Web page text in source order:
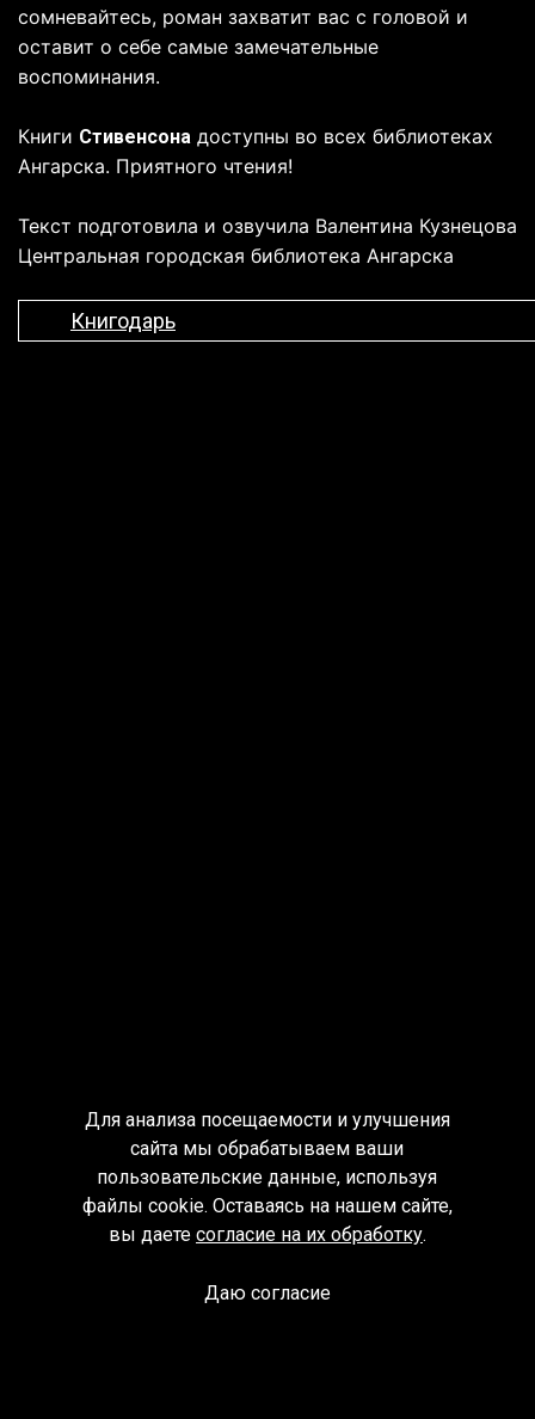
сомневайтесь, роман захватит вас с головой и
оставит о себе самые замечательные
воспоминания.
Книги Стивенсона доступны во всех библиотеках
Ангарска. Приятного чтения!
Текст подготовила и озвучила Валентина Кузнецова
Центральная городская библиотека Ангарска
Книгодарь
Для анализа посещаемости и улучшения
сайта мы обрабатываем ваши
пользовательские данные, используя
файлы cookie. Оставаясь на нашем сайте,
вы даете согласие на их обработку.
Даю согласие